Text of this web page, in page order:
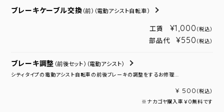
ブレーキケーブル交換 （前） （電動アシスト自転車）
工賃 ¥1,000 （税込）
部品代 ¥550 （税込）
ブレーキ調整 （前後セット） （電動アシスト）
シティタイプの電動アシスト自転車の前後ブレーキの調整をするお修理...
¥ 500 （税込）
※ナカゴヤ購入車￥０無料です